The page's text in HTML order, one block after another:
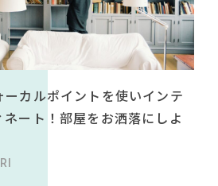
ーカルポイントを使いインテ
ネート！部屋をお洒落にしよ